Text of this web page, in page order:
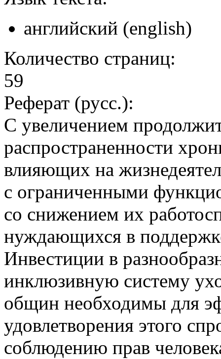
английский (english)
Количество страниц:
59
Реферат (русс.):
С увеличением
распространенности
влияющих на
с ограниченными
со снижением их
нуждающихся в
Инвестиции в
инклюзивную систему
общин необходимы для
удовлетворения этого
соблюдению прав